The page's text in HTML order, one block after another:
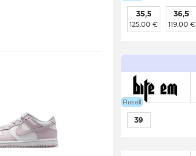
35,5
125,00 €
36,5
119,00 €
Resell
39